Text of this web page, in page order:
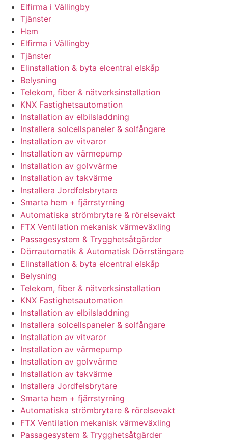
Elfirma i Vällingby
Tjänster
Hem
Elfirma i Vällingby
Tjänster
Elinstallation & byta elcentral elskåp
Belysning
Telekom, fiber & nätverksinstallation
KNX Fastighetsautomation
Installation av elbilsladdning
Installera solcellspaneler & solfångare
Installation av vitvaror
Installation av värmepump
Installation av golvvärme
Installation av takvärme
Installera Jordfelsbrytare
Smarta hem + fjärrstyrning
Automatiska strömbrytare & rörelsevakt
FTX Ventilation mekanisk värmeväxling
Passagesystem & Trygghetsåtgärder
Dörrautomatik & Automatisk Dörrstängare
Elinstallation & byta elcentral elskåp
Belysning
Telekom, fiber & nätverksinstallation
KNX Fastighetsautomation
Installation av elbilsladdning
Installera solcellspaneler & solfångare
Installation av vitvaror
Installation av värmepump
Installation av golvvärme
Installation av takvärme
Installera Jordfelsbrytare
Smarta hem + fjärrstyrning
Automatiska strömbrytare & rörelsevakt
FTX Ventilation mekanisk värmeväxling
Passagesystem & Trygghetsåtgärder